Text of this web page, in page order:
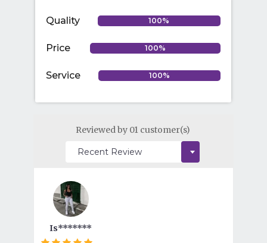
Quality 100%
Price 100%
Service 100%
Reviewed by 01 customer(s)
Is*******